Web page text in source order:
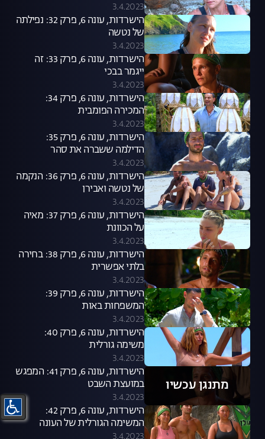
3.4.2023
הישרדות, עונה 6, פרק 32: נפילתה
של נטשה
3.4.2023
הישרדות, עונה 6, פרק 33: זה
ייגמר בבכי
3.4.2023
הישרדות, עונה 6, פרק 34:
המכירה הפומבית
3.4.2023
הישרדות, עונה 6, פרק 35:
הדילמה ששברה את סהר
3.4.2023
הישרדות, עונה 6, פרק 36: הנקמה
של נטשה ואבירן
3.4.2023
הישרדות, עונה 6, פרק 37: מאיה
על הכוונת
3.4.2023
הישרדות, עונה 6, פרק 38: בחירה
בלתי אפשרית
3.4.2023
הישרדות, עונה 6, פרק 39:
המשפחות באות
3.4.2023
הישרדות, עונה 6, פרק 40:
משימה גורלית
3.4.2023
מתנגן עכשיו
הישרדות, עונה 6, פרק 41: המפגש
במועצת השבט
3.4.2023
הישרדות, עונה 6, פרק 42:
המשימה הגורלית של העונה